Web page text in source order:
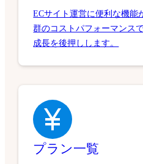
ECサイト運営に便利な機能
群のコストパフォーマンス
成長を後押しします。
プラン一覧